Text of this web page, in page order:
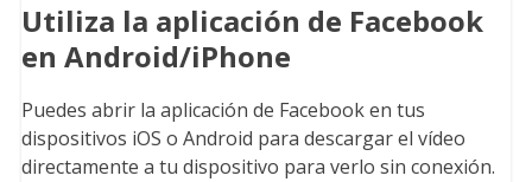
Utiliza la aplicación de Facebook
en Android/iPhone
Puedes abrir la aplicación de Facebook en tus
dispositivos iOS o Android para descargar el vídeo
directamente a tu dispositivo para verlo sin conexión.